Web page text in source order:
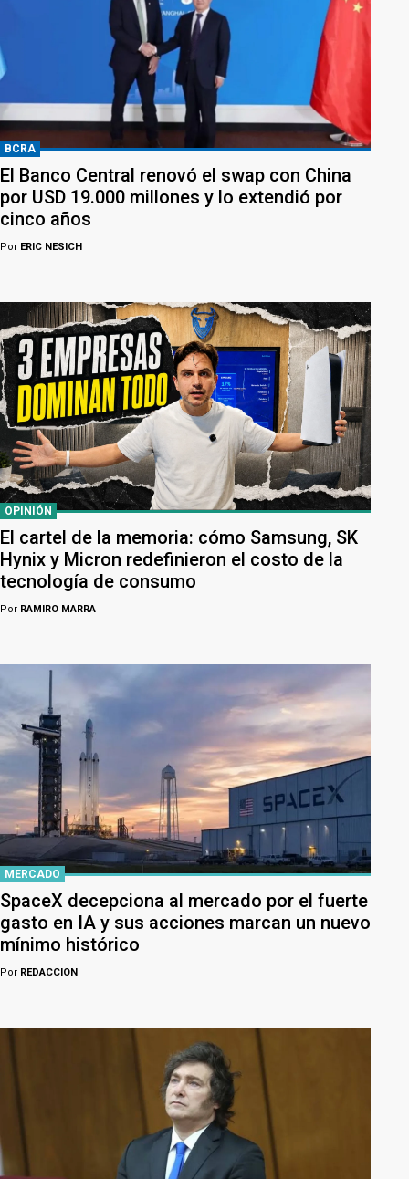
BCRA
El Banco Central renovó el swap con China
por USD 19.000 millones y lo extendió por
cinco años
Por ERIC NESICH
OPINIÓN
El cartel de la memoria: cómo Samsung, SK
Hynix y Micron redefinieron el costo de la
tecnología de consumo
Por RAMIRO MARRA
MERCADO
SpaceX decepciona al mercado por el fuerte
gasto en IA y sus acciones marcan un nuevo
mínimo histórico
Por REDACCION